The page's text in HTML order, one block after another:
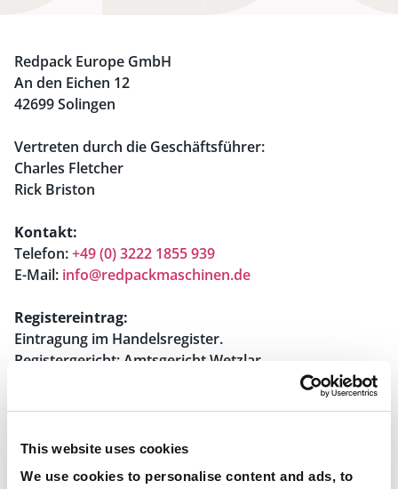
This website uses cookies
We use cookies to personalise content and ads, to
Redpack Europe GmbH
An den Eichen 12
42699 Solingen
Vertreten durch die Geschäftsführer:
Charles Fletcher
Rick Briston
Kontakt:
Telefon:+49 (0) 3222 1855 939
E-Mail: info@redpackmaschinen.de
Registereintrag:
Eintragung im Handelsregister.
Registergericht: Amtsgericht Wetzlar
Umsatzsteuergesetz:
DE293869856